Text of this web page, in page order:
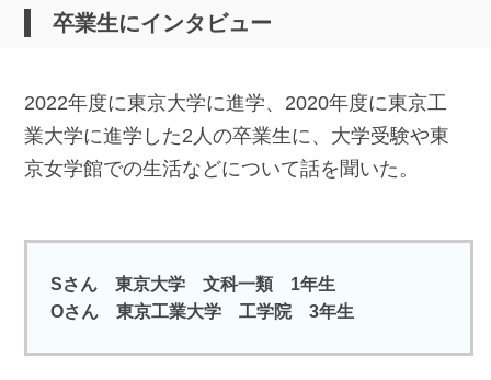
卒業生にインタビュー
2022年度に東京大学に進学、2020年度に東京工
業大学に進学した2人の卒業生に、大学受験や東
京女学館での生活などについて話を聞いた。
Sさん 東京大学 文科一類 1年生
Oさん 東京工業大学 工学院 3年生